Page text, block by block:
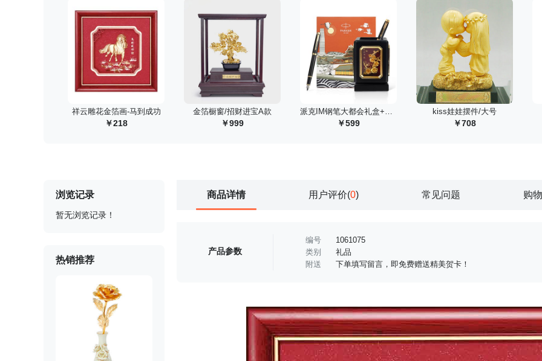
祥云雕花金箔画-马到成功
218
金箔橱窗/招财进宝A款
999 599
kiss娃娃摆件/大号
708
浏览记录
暂无浏览记录！
热销推荐
商品详情 用户评价(0) 常见问题 购
产品参数
编号
1061075
类别
礼品
附送
下单填写留言，即免费赠送精美贺卡！